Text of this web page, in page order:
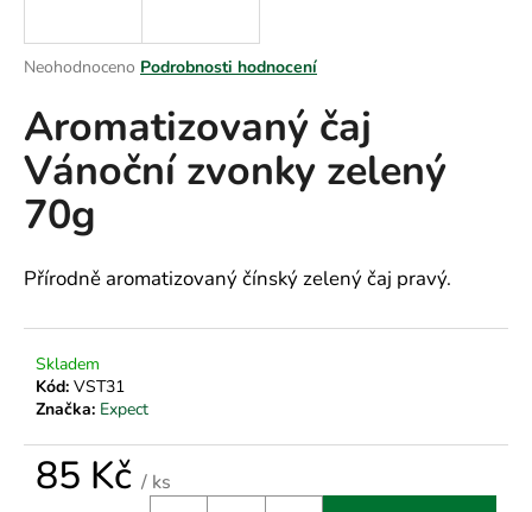
Průměrné
produktu
je
0,0
5
hvězdiček.
Neohodnoceno Podrobnosti hodnocení
Aromatizovaný čaj
Vánoční zvonky zelený
70g
Přírodně aromatizovaný čínský zelený čaj pravý.
Skladem
Kód: VST31
Značka: Expect
85 Kč / ks
j
t
?
HLEDAT
D
o